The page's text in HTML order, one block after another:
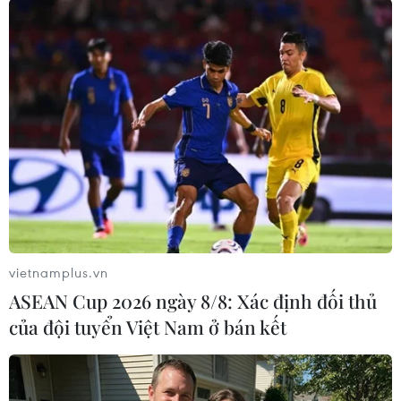
vẫn là học sinh chăm ngoan, học giỏi, vượt lên
số phận; những người công nhân ngày đêm lao
động vất vả nhưng vẫn nêu gương học hành
chăm chỉ; đó là các cô, chú, anh, chị người dân
tộc thiểu số nhưng cũng nhận thức rõ tác dụng
của việc học tập, áp dụng tri thức khoa học để
trở thành "người sản xuất giỏi" và nuôi dạy con
cái ăn học thành tài…
vietnamplus.vn
ASEAN Cup 2026 ngày 8/8: Xác định đối thủ
của đội tuyển Việt Nam ở bán kết